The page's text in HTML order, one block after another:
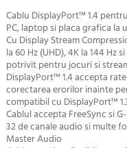
Cablu DisplayPort™ 1.4
PC, laptop si placa grafica
Cu Display Stream
la 60 Hz (UHD), 4K la 144 Hz
potrivit pentru jocuri si
DisplayPort™ 1.4 accepta
corectarea erorilor inainte
compatibil cu DisplayPort™
Cablul accepta FreeSync si
32 de canale audio si multe
Master Audio